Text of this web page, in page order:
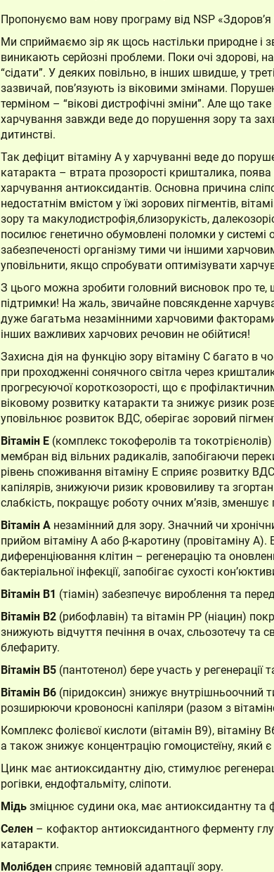
Пропонуємо вам нову програму від NSP
Ми сприймаємо зір як щось настільки природне і
виникають серйозні проблеми. Поки очі здорові,
“сідати”. У деяких повільно, в інших швидше, у
зазвичай, пов’язують із віковими змінами.
терміном – “вікові дистрофічні зміни”. Але що
харчування завжди веде до порушення зору та
дитинстві.
Так дефіцит вітаміну А у харчуванні веде до
катаракта – втрата прозорості кришталика, поява
харчування антиоксидантів. Основна причина
недостатнім вмістом у їжі зорових пігментів,
зору та макулодистрофія,близорукість,
посилює генетично обумовлені поломки у системі
забезпеченості організму тими чи іншими
уповільнити, якщо спробувати оптимізувати
З цього можна зробити головний висновок про те,
підтримки! На жаль, звичайне повсякденне
дуже багатьма незамінними харчовими факторами.
інших важливих харчових речовин не обійтися!
Захисна дія на функцію зору вітаміну С багато в
при проходженні сонячного світла через
прогресуючої короткозорості, що є
віковому розвитку катаракти та знижує ризик
уповільнює розвиток ВДС, оберігає зоровий
Вітамін Е (комплекс токоферолів та
мембран від вільних радикалів, запобігаючи
рівень споживання вітаміну Е сприяє розвитку
капілярів, знижуючи ризик крововиливу та
слабкість, покращує роботу очних м’язів,
Вітамін А незамінний для зору. Значний чи
прийом вітаміну А або β-каротину (провітаміну А).
диференціювання клітин – регенерацію та
бактеріальної інфекції, запобігає сухості
Вітамін В1 (тіамін) забезпечує вироблення та
Вітамін В2 (рибофлавін) та вітамін РР (ніацин)
знижують відчуття печіння в очах, сльозотечу та
блефариту.
Вітамін В5 (пантотенол) бере участь у регенерації
Вітамін В6 (піридоксин) знижує внутрішньоочний
розширюючи кровоносні капіляри (разом з
Комплекс фолієвої кислоти (вітамін В9), вітаміну
а також знижує концентрацію гомоцистеїну,
Цинк має антиоксидантну дію, стимулює
рогівки, ендофтальміту, сліпоти.
Мідь зміцнює судини ока, має антиоксидантну та
Селен – кофактор антиоксидантного ферменту
катаракти.
Молібден сприяє темновій адаптації зору.